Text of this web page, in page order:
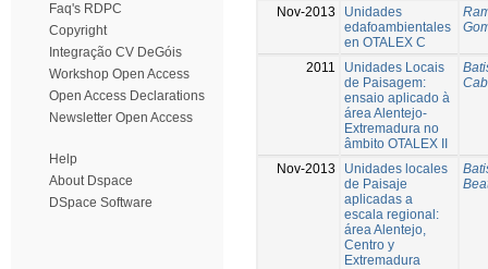
Faq's RDPC
Copyright
Integração CV DeGóis
Workshop Open Access
Open Access Declarations
Newsletter Open Access
Help
About Dspace
DSpace Software
Nov-2013
Unidades
edafoambientales
en OTALEX C
2011
Unidades Locais
de Paisagem:
ensaio aplicado à
área Alentejo-
Extremadura no
âmbito OTALEX II
Nov-2013
Unidades locales
de Paisaje
aplicadas a
escala regional:
área Alentejo,
Centro y
Extremadura